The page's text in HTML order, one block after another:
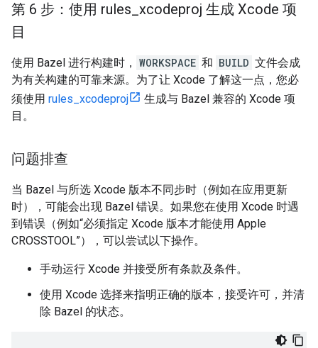
第 6 步：使用 rules xcodeproj 生成 Xcode 项
目
使用 Bazel 进行构建时， WORKSPACE 和 BUILD 文件会成
为有关构建的可靠来源。为了让 Xcode 了解这一点，您必
须使用 rules_xcodeproj
生成与 Bazel 兼容的 Xcode 项
目。
问题排查
当 Bazel 与所选 Xcode 版本不同步时（例如在应用更新
时），可能会出现 Bazel 错误。如果您在使用 Xcode 时遇
到错误（例如“必须指定 Xcode 版本才能使用 Apple
CROSSTOOL”），可以尝试以下操作。
手动运行 Xcode 并接受所有条款及条件。
使用 Xcode 选择来指明正确的版本，接受许可，并清
除 Bazel 的状态。